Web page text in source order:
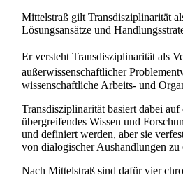
Mittelstraß gilt Transdisziplinarität
Lösungs­ansätze und
Er versteht Transdisziplinarität als
außer­wissen­schaft­licher
wissenschaftliche Arbeits- und
Transdisziplinarität basiert dabei
übergreifendes Wissen und
und definiert werden, aber sie
von dialogischer Aushandlungen zu
Nach Mittelstraß sind dafür vier